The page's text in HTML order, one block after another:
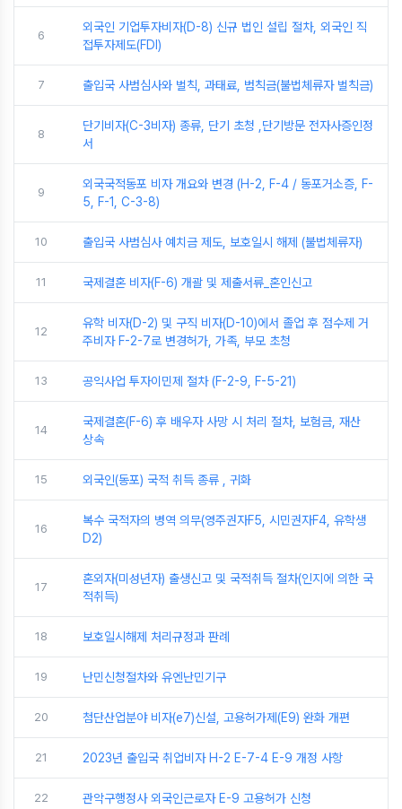
6
외국인 기업투자비자(D-8) 신규 법인 설립 절차, 외국인 직
접투자제도(FDI)
7 출입국 사범심사와 벌칙, 과태료, 범칙금(불법체류자 벌칙금)
8
단기비자(C-3비자) 종류, 단기 초청 ,단기방문 전자사증인정
서
9
외국국적동포 비자 개요와 변경 (H-2, F-4 / 동포거소증, F-
5, F-1, C-3-8)
10 출입국 사범심사 예치금 제도, 보호일시 해제 (불법체류자)
11 국제결혼 비자(F-6) 개괄 및 제출서류_혼인신고
12
유학 비자(D-2) 및 구직 비자(D-10)에서 졸업 후 점수제 거
주비자 F-2-7로 변경허가, 가족, 부모 초청
13 공익사업 투자이민제 절차 (F-2-9, F-5-21)
14
국제결혼(F-6) 후 배우자 사망 시 처리 절차, 보험금, 재산
상속
15 외국인(동포) 국적 취득 종류 , 귀화
16
복수 국적자의 병역 의무(영주권자F5, 시민권자F4, 유학생
D2)
17
혼외자(미성년자) 출생신고 및 국적취득 절차(인지에 의한 국
적취득)
18 보호일시해제 처리규정과 판례
19 난민신청절차와 유엔난민기구
20 첨단산업분야 비자(e7)신설, 고용허가제(E9) 완화 개편
21 2023년 출입국 취업비자 H-2 E-7-4 E-9 개정 사항
22 관악구행정사 외국인근로자 E-9 고용허가 신청